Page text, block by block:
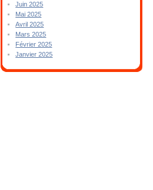
Juin 2025
Mai 2025
Avril 2025
Mars 2025
Février 2025
Janvier 2025